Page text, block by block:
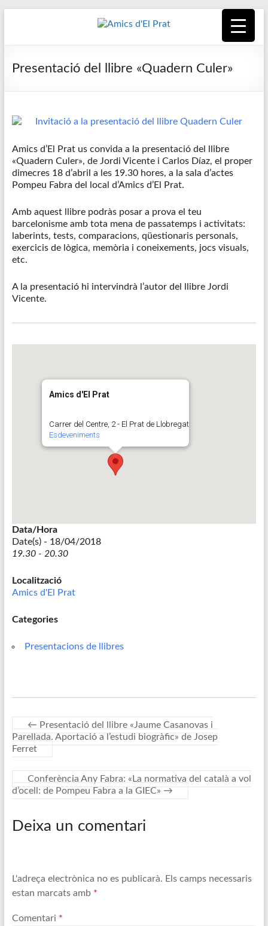
d'El
nascuda amb
de la unió de
pratencs
Presentació del llibre «Quadern Culer»
Amics d’El Prat us convida a la presentació del llibre
«Quadern Culer», de Jordi Vicente i Carlos Díaz, el proper
dimecres 18 d’abril a les 19.30 hores, a la sala d’actes
Pompeu Fabra del local d’Amics d’El Prat.
Amb aquest llibre podràs posar a prova el teu
barcelonisme amb tota mena de passatemps i activitats:
laberints, tests, comparacions, qüestionaris personals,
exercicis de lògica, memòria i coneixements, jocs visuals,
etc.
A la presentació hi intervindrà l’autor del llibre Jordi
Vicente.
Amics d'El Prat
Carrer del Centre, 2 - El Prat de Llobregat
Esdeveniments
Data/Hora
Date(s) - 18/04/2018
19.30 - 20.30
Localització
Amics d'El Prat
Categories
Presentacions de llibres
← Presentació del llibre «Jaume Casanovas i
Parellada. Aportació a l’estudi biogràfic» de Josep
Ferret
Conferència Any Fabra: «La normativa del català a vol
d’ocell: de Pompeu Fabra a la GIEC» →
Deixa un comentari
L'adreça electrònica no es publicarà. Els camps necessaris
estan marcats amb *
Comentari *